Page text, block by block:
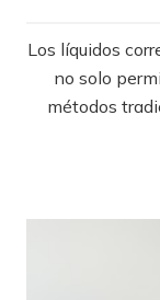
Los líquidos
no solo
métodos